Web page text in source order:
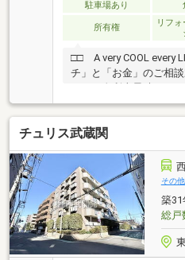
ランチや仕事後の15分
フプランシュミレーシ
での対応が可能となっ
駐車場あり
所有権
リフ
□□ A very COOL every LIFE ! □□ご購入後の「おウ
チ」と「お金」のご相
す！・金利上昇時のリ
返済のタイミング、各
チの設備保証や定期点
まずはお気軽に現地を
ついて、ご見学希望の
ご連絡下さい。お問い
１２０－５１０ー００３
チュリス武蔵関
その
築
総戸